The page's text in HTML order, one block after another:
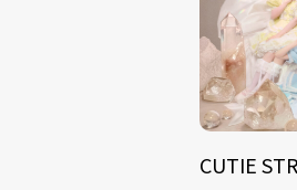
CUTIE